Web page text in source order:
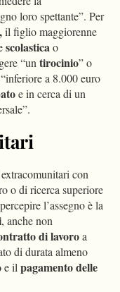
loro spettante”. Per
il figlio maggiorenne
scolasticao
“untirocinio” o
a 8.000 euro
e in cerca di un
con
o di ricerca superiore
l’assegno è la
, anche non
di lavoroa
di durata almeno
e ilpagamento delle